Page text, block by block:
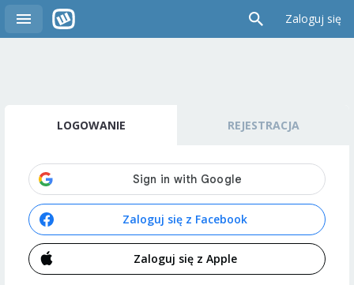
Zaloguj się
LOGOWANIE REJESTRACJA
Zaloguj się z Facebook
Zaloguj się z Apple